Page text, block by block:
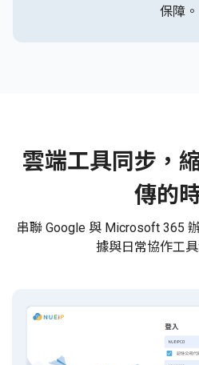
保障。
雲端工具同步，
傳的
串聯 Google 與 Microsoft 365
據與日常協作工